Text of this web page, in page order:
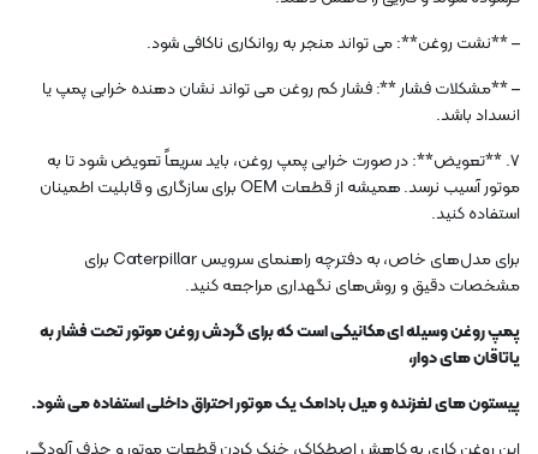
– **نشت روغن**: می تواند منجر به روانکاری ناکافی شود.
– **مشکلات فشار **: فشار کم روغن می تواند نشان دهنده خرابی پمپ یا
انسداد باشد.
7. **تعویض**: در صورت خرابی پمپ روغن، باید سریعاً تعویض شود تا به
موتور آسیب نرسد. همیشه از قطعات OEM برای سازگاری و قابلیت اطمینان
استفاده کنید.
برای مدل‌های خاص، به دفترچه راهنمای سرویس Caterpillar برای
مشخصات دقیق و روش‌های نگهداری مراجعه کنید.
پمپ روغن وسیله ای مکانیکی است که برای گردش روغن موتور تحت فشار به
یاتاقان های دوار،
پیستون های لغزنده و میل بادامک یک موتور احتراق داخلی استفاده می شود.